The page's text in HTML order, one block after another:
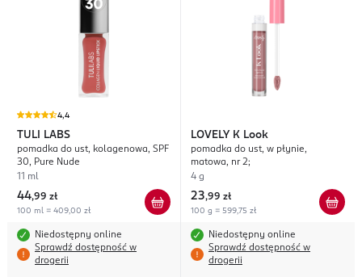
4,4
TULI LABS
pomadka do ust, kolagenowa, SPF
30, Pure Nude
11 ml
44,99 zł
100 ml = 409,00 zł
Niedostępny online
Sprawdź dostępność w
drogerii
LOVELY K Look
pomadka do ust, w płynie,
matowa, nr 2;
4 g
23,99 zł
100 g = 599,75 zł
Niedostępny online
Sprawdź dostępność w
drogerii